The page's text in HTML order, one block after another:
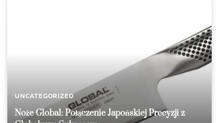
UNCATEGORIZED
Noże Global: Połączenie Japońskiej Precyzji z